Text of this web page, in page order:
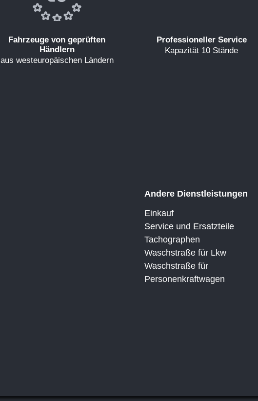
Fahrzeuge von geprüften
Händlern
aus westeuropäischen Ländern
Professioneller Service
Kapazität 10 Stände
Andere Dienstleistungen
Einkauf
Service und Ersatzteile
Tachographen
Waschstraße für Lkw
Waschstraße für
Personenkraftwagen